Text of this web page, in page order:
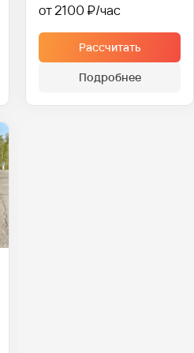
от 2100 ₽
Рассчитать
Подробнее